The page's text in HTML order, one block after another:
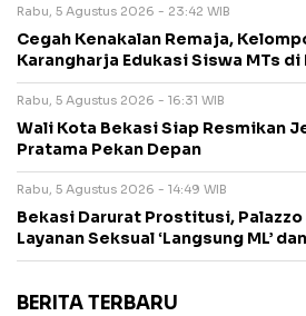
Rabu, 5 Agustus 2026 - 23:42 WIB
Cegah Kenakalan Remaja,
Karangharja Edukasi Siswa MTs di
Rabu, 5 Agustus 2026 - 16:31 WIB
Wali Kota Bekasi Siap Resmikan
Pratama Pekan Depan
Rabu, 5 Agustus 2026 - 14:49 WIB
Bekasi Darurat Prostitusi, Palazzo
Layanan Seksual ‘Langsung ML’
BERITA TERBARU